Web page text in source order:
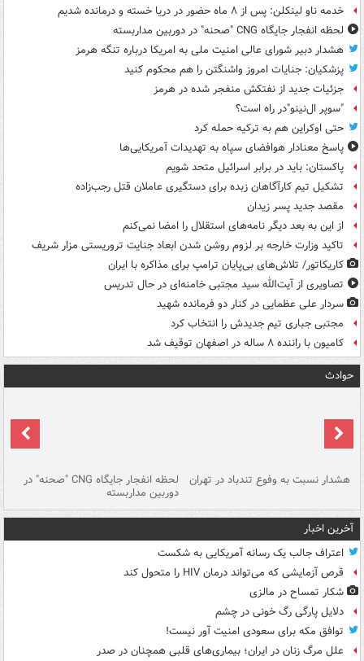
خدمه ناو لینکلن: پس از ۸ ماه حضور در دریا خسته و درمانده‌ شدیم
لحظه انفجار جایگاه CNG "صحنه" در دوربین مداربسته
هشدار دبیر شورای عالی امنیت ملی به امریکا درباره تنگه هرمز
پزشکیان: جنایات امروز واشنگتن را هم محکوم کنید
جزئیات جدید از نفتکش منفجر شده در هرمز
"سوپر ال‌نینو"در راه است؟
حتی اوکراین هم به ترکیه حمله کرد
پاسخ معنادار هوافضای سپاه به تهدیدات آمریکایی‌ها
پاکستان: باید در برابر اسرائیل متحد شویم
تشکیل تیم کارآگاهان زبده برای دستگیری عاملان قتل رجب‌زاده
مقصد جدید پسر زیدان
از این به بعد دیگر نامه‌های استقلال را امضا نمی‌کنم
تاکید وزارت خارجه بر لزوم روشن شدن ابعاد جنایت تروریستی مزار شریف
کاریکاتور/ تلاش‌های بی‌پایان ترامپ برای مذاکره با ایران
تصاویری از آیت‌الله سید مجتبی خامنه‌ای در حال تدریس
سردار علی عظمایی در کنار دو فرمانده شهید
مجتبی جباری تیم جدیدش را انتخاب کرد
کامیون با راننده ۸ ساله در اصفهان توقیف شد
حوادث
هشدار نسبت به وفوع تندباد در تهران لحظه انفجار جایگاه CNG "صحنه" در
دوربین مداربسته
آخرین اخبار
اعتراف جالب یک رسانه آمریکایی به شکست
قرص آزمایشی که می‌تواند درمان HIV را متحول کند
شکار تمساح در مالزی
دلایل پارگی رگ خونی در چشم
توافق مکه برای سعودی امنیت آور نیست!
علل مرگ زنان در ایران؛ بیماری‌های قلبی همچنان در صدر